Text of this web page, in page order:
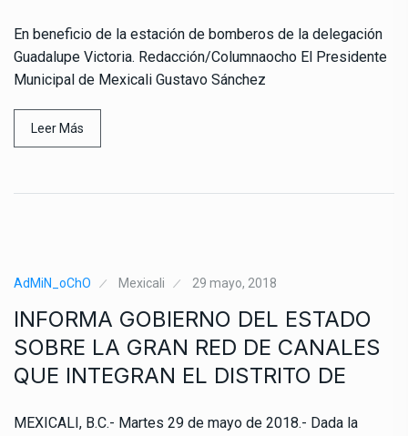
En beneficio de la estación de bomberos de la delegación
Guadalupe Victoria. Redacción/Columnaocho El Presidente
Municipal de Mexicali Gustavo Sánchez
Leer Más
AdMiN_oChO Mexicali 29 mayo, 2018
INFORMA GOBIERNO DEL ESTADO
SOBRE LA GRAN RED DE CANALES
QUE INTEGRAN EL DISTRITO DE
MEXICALI, B.C.- Martes 29 de mayo de 2018.- Dada la